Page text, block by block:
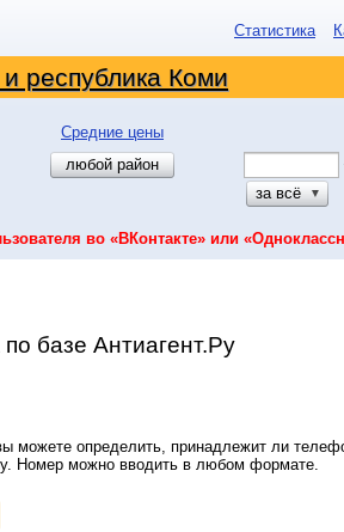
Статистика
республика Коми
Средние цены
любой район
за всё
▼
во «ВКонтакте» или
базе Антиагент.Ру
определить, принадлежит ли
Номер можно вводить в любом формате.